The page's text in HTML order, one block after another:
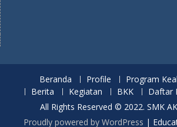
Beranda Profile Program
Berita
Kegiatan BKK Daftar
All Rights Reserved © 2022. SMK
Proudly powered by WordPress |